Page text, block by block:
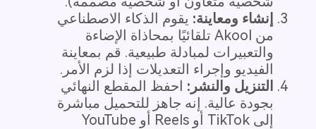
إنشاء ومعاينة: يقوم الذكاء الاصطناعي
من Akool تلقائيًا بمحاذاة الإضاءة
والتعبيرات لمبادلة طبيعية. قم بمعاينة
الفيديو وإجراء التعديلات إذا لزم الأمر.
التنزيل والنشر: احفظ المقطع النهائي
بجودة عالية. إنه جاهز للتحميل مباشرة
إلى TikTok أو Reels أو YouTube